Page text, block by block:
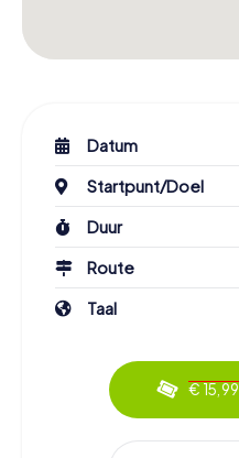
Datum
Startpunt/Doel
Duur
Route
Taal
€ 15,99